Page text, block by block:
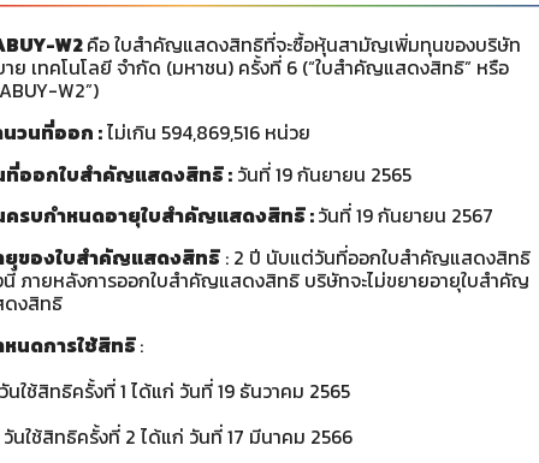
W2คือ ใบสำคัญแสดงสิทธิที่จะซื้อหุ้นสามัญเพิ่มทุนของบริษัท
ย เทคโนโลยี จำกัด (มหาชน) ครั้งที่ 6 (“ใบสำคัญแสดงสิทธิ” หรือ
W2”)
นวนที่ออก :ไม่เกิน 594,869,516 หน่วย
ที่ออกใบสำคัญแสดงสิทธิ : วันที่ 19 กันยายน 2565
ครบกำหนดอายุใบสำคัญแสดงสิทธิ :วันที่ 19 กันยายน 2567
ยุของใบสำคัญแสดงสิทธิ : 2 ปี นับแต่วันที่ออกใบสำคัญแสดงสิทธิ
ภายหลังการออกใบสำคัญแสดงสิทธิ บริษัทจะไม่ขยายอายุใบสำคัญ
ดงสิทธิ
หนดการใช้สิทธิ:
นใช้สิทธิครั้งที่ 1 ได้แก่ วันที่ 19 ธันวาคม 2565
นใช้สิทธิครั้งที่ 2 ได้แก่ วันที่ 17 มีนาคม 2566